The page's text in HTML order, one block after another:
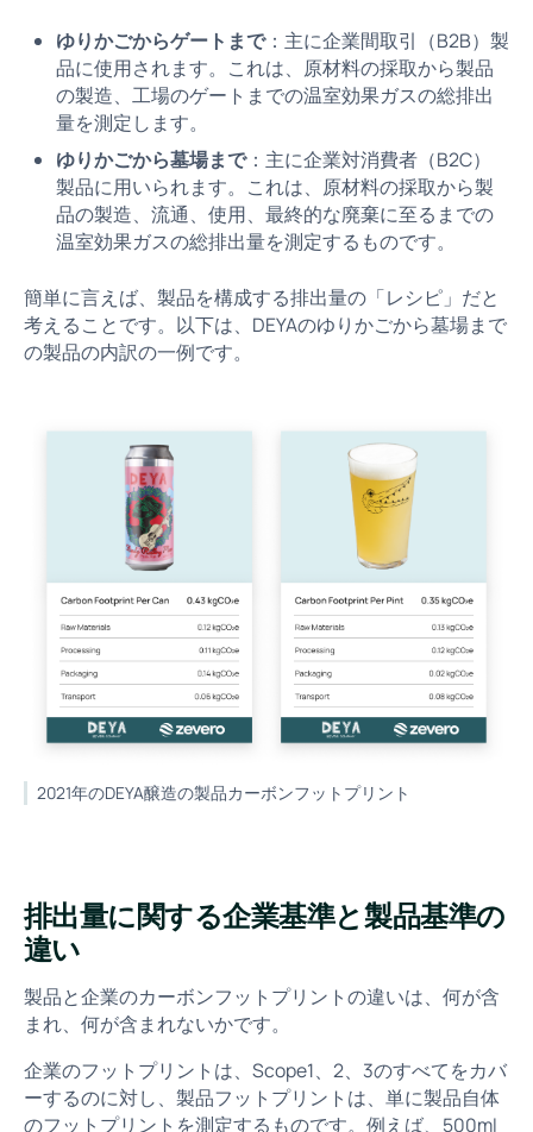
ゆりかごからゲートまで：主に企業間取引（B2B）製
品に使用されます。これは、原材料の採取から製品
の製造、工場のゲートまでの温室効果ガスの総排出
量を測定します。
ゆりかごから墓場まで：主に企業対消費者（B2C）
製品に用いられます。これは、原材料の採取から製
品の製造、流通、使用、最終的な廃棄に至るまでの
温室効果ガスの総排出量を測定するものです。
簡単に言えば、製品を構成する排出量の「レシピ」だと
考えることです。以下は、DEYAのゆりかごから墓場まで
の製品の内訳の一例です。
2021年のDEYA醸造の製品カーボンフットプリント
排出量に関する企業基準と製品基準の
違い
製品と企業のカーボンフットプリントの違いは、何が含
まれ、何が含まれないかです。
企業のフットプリントは、Scope1、2、3のすべてをカバ
ーするのに対し、製品フットプリントは、単に製品自体
のフットプリントを測定するものです。例えば、500ml